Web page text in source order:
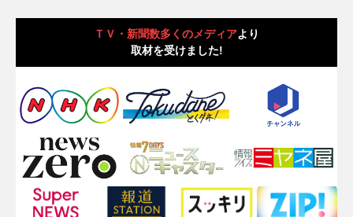
ＴＶ・新聞数多くのメディアより
取材を受けました!